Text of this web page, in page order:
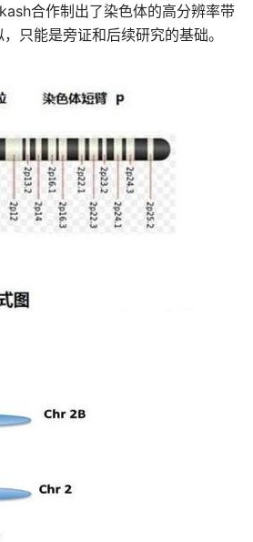
合作制出了染色体的高分辨率带
只能是旁证和后续研究的基础。